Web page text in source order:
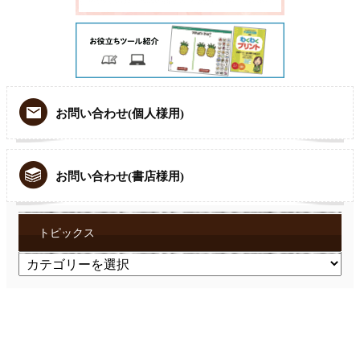
お問い合わせ(個人様用)
お問い合わせ(書店様用)
トピックス